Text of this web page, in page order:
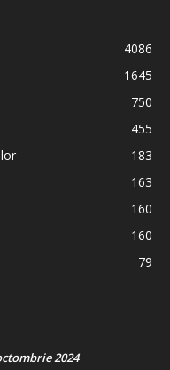
4086
1645
750
455
183
163
160
160
79
2024